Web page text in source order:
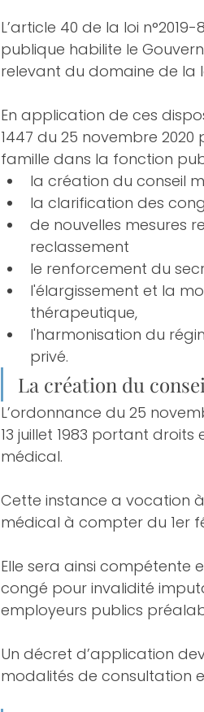
L’article 40 de la loi
publique habilite le
relevant du domaine de la
En application de ces
1447 du 25 novembre
famille dans la fonction
la création du conseil
la clarification des
de nouvelles mesures
reclassement
le renforcement du
l'élargissement et la
thérapeutique,
l'harmonisation du
privé.
La création du
L’ordonnance du 25
13 juillet 1983 portant
médical.
Cette instance a vocation
médical à compter du 1er
Elle sera ainsi compétente
congé pour invalidité
employeurs publics
Un décret d’application
modalités de consultation